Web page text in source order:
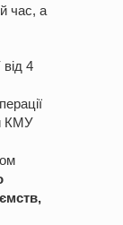
час, а
4
КМУ